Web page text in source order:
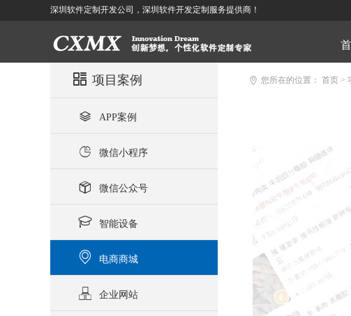
深圳软件定制开发公司，深圳软件开发定制服务提供商！
 项目案例
 APP案例
 微信小程序
 微信公众号
 智能设备
 电商商城
 企业网站
 您所在的位置： 首页 >